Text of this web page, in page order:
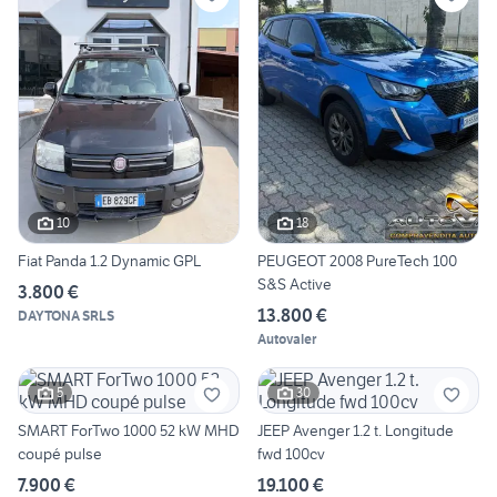
10
Fiat Panda 1.2 Dynamic GPL
3.800 €
DAYTONA SRLS
18
PEUGEOT 2008 PureTech 100
S&S Active
13.800 €
Autovaler
5
SMART ForTwo 1000 52 kW MHD
coupé pulse
7.900 €
30
JEEP Avenger 1.2 t. Longitude
fwd 100cv
19.100 €